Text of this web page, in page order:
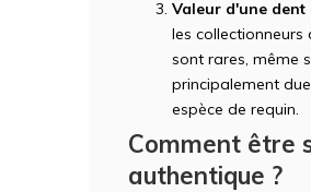
Valeur d'une dent
les
sont rares, même
principalement
espèce de requin.
Comment être
authentique ?